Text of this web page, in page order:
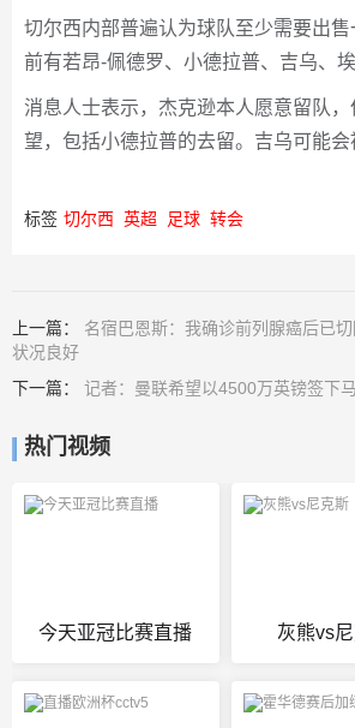
切尔西内部普遍认为球队至少需要出售
前有若​​昂-佩德罗、小德拉普、吉乌、
消息人士表示，杰克逊本人愿意留队
望，包括小德拉普的去留。吉乌可能会
标签 切尔西 英超 足球 转会
上一篇： 名宿巴恩斯：我确诊前列腺癌后已
状况良好
下一篇： 记者：曼联希望以4500万英镑签下
热门视频
今天亚冠比赛直播 灰熊vs